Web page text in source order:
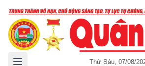
Mở menu chính Thứ Sáu, 07/08/